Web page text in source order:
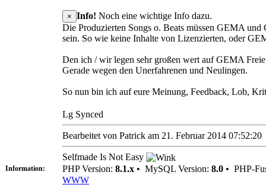
× Info! Noch eine wichtige Info dazu.
Die Produzierten Songs o. Beats müssen GEMA
sein. So wie keine Inhalte von Lizenzierten, oder
Den ich / wir legen sehr großen wert auf GEMA
Gerade wegen den Unerfahrenen und Neulingen.
So nun bin ich auf eure Meinung, Feedback, Lob,
Lg Synced
Bearbeitet von Patrick am 21. Februar 2014 07:52:20
Selfmade Is Not Easy
Information: PHP Version: 8.1.x • MySQL Version: 8.0 • PHP-
WWW